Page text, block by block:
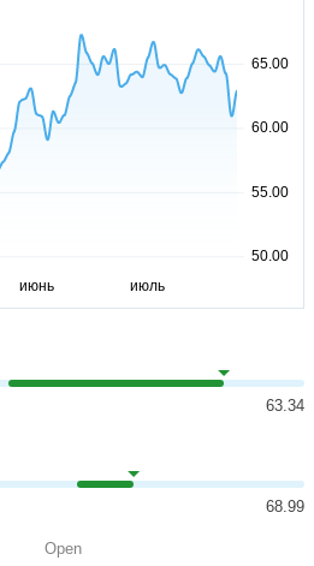
63.34
68.99
Open